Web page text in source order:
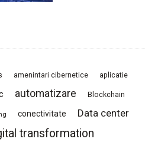
amenintari cibernetice aplicatie
automatizare Blockchain
conectivitate Data center
transformation